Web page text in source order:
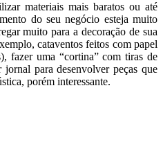
materiais mais baratos ou até
do seu negócio esteja muito
muito para a decoração de sua
cataventos feitos com papel
fazer uma “cortina” com tiras de
para desenvolver peças que
porém interessante.